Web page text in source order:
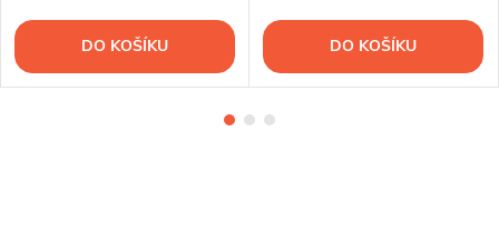
DO KOŠÍKU DO KOŠÍKU